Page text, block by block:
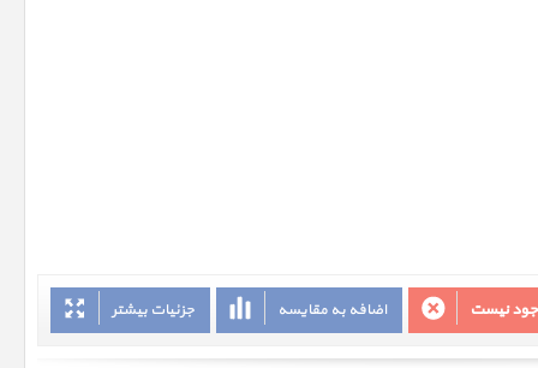
جزئیات بیشتر اضافه به مقایسه نیست